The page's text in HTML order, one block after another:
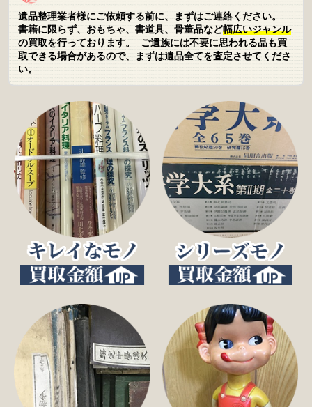
遺品整理業者様にご依頼する前に、まずはご連絡ください。
書籍に限らず、おもちゃ、書道具、骨董品など幅広いジャンル
の買取を行っております。 ご遺族には不要に思われる品も買
取できる場合があるので、まずは遺品全てを査定させてくださ
い。